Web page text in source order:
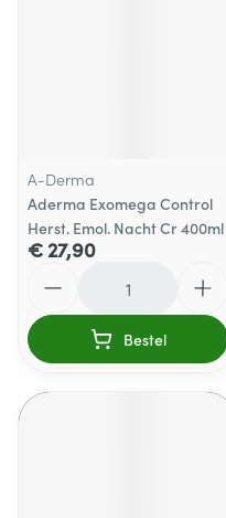
A-Derma
Aderma Exomega Control
Herst. Emol. Nacht Cr 400ml
€ 27,90
Bestel